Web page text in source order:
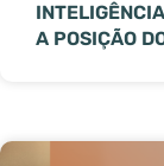
A POSIÇÃO